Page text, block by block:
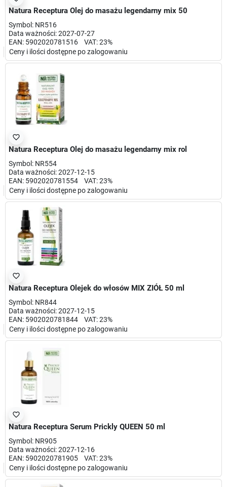
Natura Receptura Olej do masażu legendarny mix 50
Symbol: NR516
Data ważności: 2027-07-27
EAN: 5902020781516 VAT: 23%
Ceny i ilości dostępne po zalogowaniu
favorite_border
Natura Receptura Olej do masażu legendarny mix rol
Symbol: NR554
Data ważności: 2027-12-15
EAN: 5902020781554 VAT: 23%
Ceny i ilości dostępne po zalogowaniu
favorite_border
Natura Receptura Olejek do włosów MIX ZIÓŁ 50 ml
Symbol: NR844
Data ważności: 2027-12-15
EAN: 5902020781844 VAT: 23%
Ceny i ilości dostępne po zalogowaniu
favorite_border
Natura Receptura Serum Prickly QUEEN 50 ml
Symbol: NR905
Data ważności: 2027-12-16
EAN: 5902020781905 VAT: 23%
Ceny i ilości dostępne po zalogowaniu